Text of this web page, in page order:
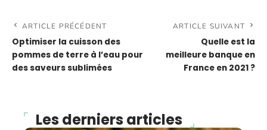
ARTICLE PRÉCÉDENT
Optimiser la cuisson des
pommes de terre à l’eau pour
des saveurs sublimées
ARTICLE SUIVANT
Quelle est la
meilleure banque en
France en 2021 ?
Les derniers articles